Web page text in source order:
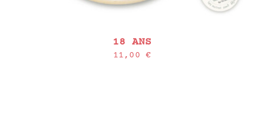
18 ANS
11,00€